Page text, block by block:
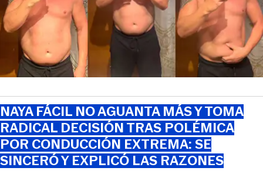
NAYA FÁCIL NO AGUANTA MÁS Y TOMA
RADICAL DECISIÓN TRAS POLÉMICA
POR CONDUCCIÓN EXTREMA: SE
SINCERÓ Y EXPLICÓ LAS RAZONES